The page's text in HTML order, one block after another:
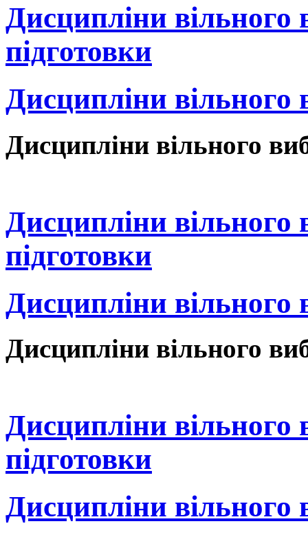
Дисципліни вільного
підготовки
Дисципліни вільного
Дисципліни вільного
Дисципліни вільного
підготовки
Дисципліни вільного
Дисципліни вільного
Дисципліни вільного
підготовки
Дисципліни вільного